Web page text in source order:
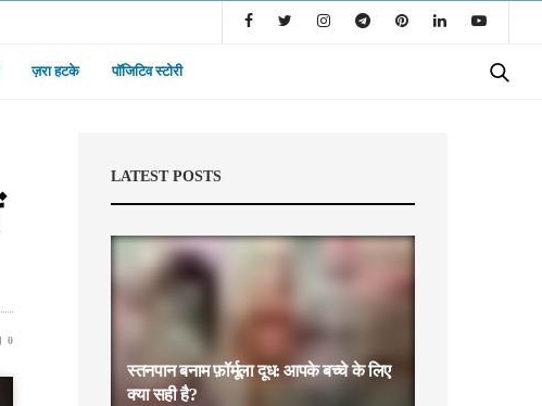
ज़रा हटके पॉजिटिव स्टोरी
0
LATEST POSTS
स्तनपान बनाम फ़ॉर्मूला दूध: आपके बच्चे के लिए
क्या सही है?